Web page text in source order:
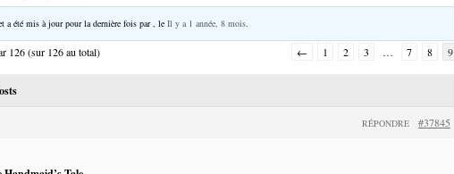
a été mis à jour pour la dernière fois par , le Il y a 1 année, 8 mois
126 (sur 126 au total) ← 1 2 3 … 7 8 9
#37845
RÉPONDRE